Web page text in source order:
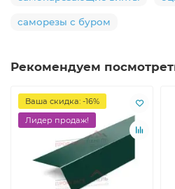
саморезы с буром
Рекомендуем
Ваша скидка: -16%
Лидер продаж!